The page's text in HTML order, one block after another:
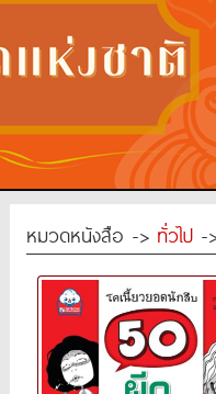
หมวดหนังสือ -> ทั่วไป -